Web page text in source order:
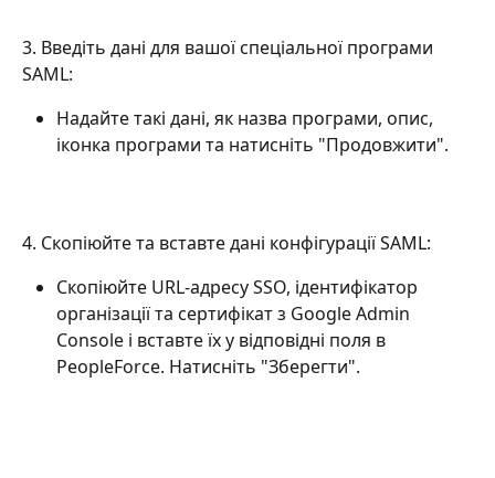
3. Введіть дані для вашої спеціальної програми
SAML:
Надайте такі дані, як назва програми, опис,
іконка програми та натисніть "Продовжити".
4. Скопіюйте та вставте дані конфігурації SAML:
Скопіюйте URL-адресу SSO, ідентифікатор
організації та сертифікат з Google Admin
Console і вставте їх у відповідні поля в
PeopleForce. Натисніть "Зберегти".